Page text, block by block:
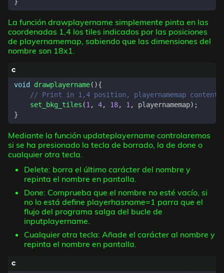
}
La función drawplayername simplemente pinta en las
coordenadas 1,4 los tiles indicados por las posiciones
de playernamemap, sabiendo que las dimensiones del
nombre son 18x1.
void drawplayername(){
set_bkg_tiles (1 , 4, 18, 1 , playernamemap);
}
Mediante la función updateplayername controlaremos
si se ha presionado la tecla de borrado, la de done o
cualquier otra tecla.
Delete: borra el último carácter del nombre y
repinta el nombre en pantalla.
Done: Comprueba que el nombre no esté vacío, si
no lo está define playerhasname=1 parra que el
flujo del programa salga del bucle de
inputplayername.
Cualquier otra tecla: Añade el carácter al nombre y
repinta el nombre en pantalla.